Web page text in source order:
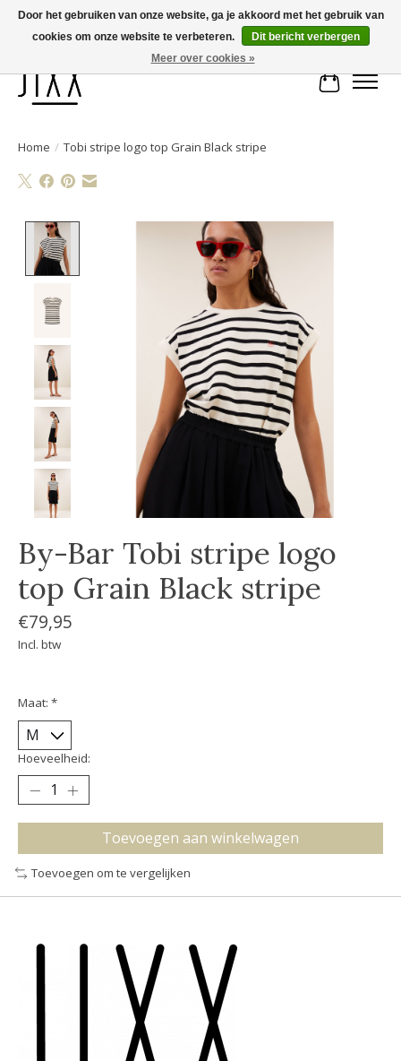
Voor 14.00 uur besteld, vandaag verstuurd | Gratis verzending vanaf € 75
Home / Tobi stripe logo top Grain Black stripe
Product image slideshow Items
By-Bar Tobi stripe logo
top Grain Black stripe
€79,95
Incl. btw
Maat: *
Hoeveelheid:
Toevoegen aan winkelwagen
Toevoegen om te vergelijken
Door het gebruiken van onze website, ga je akkoord met het gebruik van
cookies om onze website te verbeteren.
Dit bericht verbergen
Meer over cookies »